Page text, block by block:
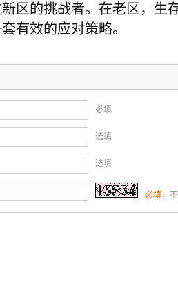
区的挑战者。在老区，生
有效的应对策略。
必填
选填
选填
必填，